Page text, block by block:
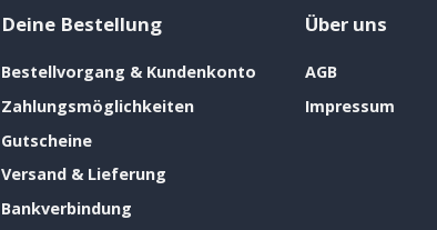
Deine Bestellung
Bestellvorgang & Kundenkonto
Zahlungsmöglichkeiten
Gutscheine
Versand & Lieferung
Bankverbindung
Über uns
AGB
Impressum